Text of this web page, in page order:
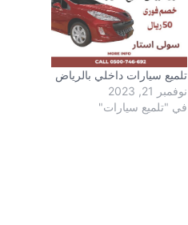
تلميع سيارات داخلي بالرياض
نوفمبر 21, 2023
في "تلميع سيارات"